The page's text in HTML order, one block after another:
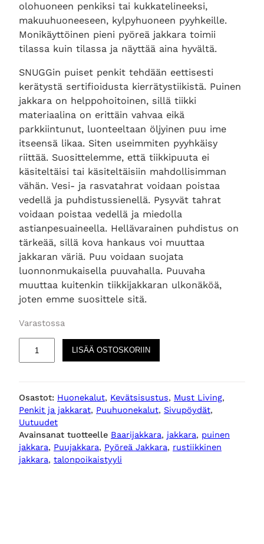
olohuoneen penkiksi tai kukkatelineeksi,
makuuhuoneeseen, kylpyhuoneen pyyhkeille.
Monikäyttöinen pieni pyöreä jakkara toimii
tilassa kuin tilassa ja näyttää aina hyvältä.
SNUGGin puiset penkit tehdään eettisesti
kerätystä sertifioidusta kierrätystiikistä. Puinen
jakkara on helppohoitoinen, sillä tiikki
materiaalina on erittäin vahvaa eikä
parkkiintunut, luonteeltaan öljyinen puu ime
itseensä likaa. Siten useimmiten pyyhkäisy
riittää. Suosittelemme, että tiikkipuuta ei
käsiteltäisi tai käsiteltäisiin mahdollisimman
vähän. Vesi- ja rasvatahrat voidaan poistaa
vedellä ja puhdistussienellä. Pysyvät tahrat
voidaan poistaa vedellä ja miedolla
astianpesuaineella. Hellävarainen puhdistus on
tärkeää, sillä kova hankaus voi muuttaa
jakkaran väriä. Puu voidaan suojata
luonnonmukaisella puuvahalla. Puuvaha
muuttaa kuitenkin tiikkijakkaran ulkonäköä,
joten emme suosittele sitä.
Varastossa
q
u
e
s
p
LISÄÄ OSTOSKORIIN
Osastot: Huonekalut, Kevätsisustus, Must Living
Penkit ja jakkarat, Puuhuonekalut, Sivupöydät
Uutuudet
Avainsanat tuotteelle Baarijakkara, jakkara, puinen
jakkara, Puujakkara, Pyöreä Jakkara, rustiikkinen
jakkara, talonpoikaistyyli